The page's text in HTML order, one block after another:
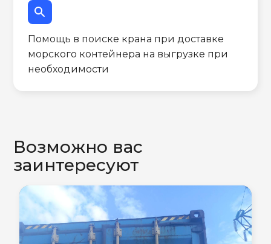
search
Помощь в поиске крана при доставке
морского контейнера на выгрузке при
необходимости
Возможно вас
заинтересуют